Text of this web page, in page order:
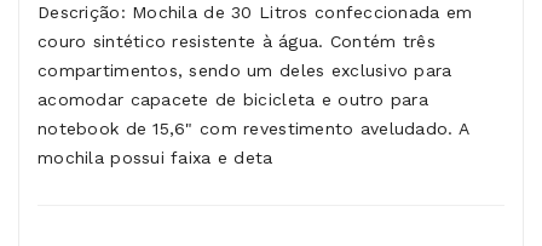
Descrição: Mochila de 30 Litros confeccionada em
couro sintético resistente à água. Contém três
compartimentos, sendo um deles exclusivo para
acomodar capacete de bicicleta e outro para
notebook de 15,6" com revestimento aveludado. A
mochila possui faixa e deta